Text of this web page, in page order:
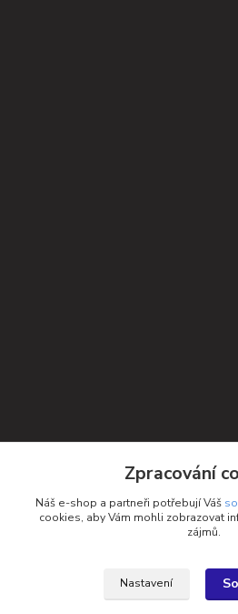
+420 732 552 122
Zpracování
Náš e-shop a partneři potřebují Váš
cookies, aby Vám mohli zobrazovat
zájmů.
Nastavení